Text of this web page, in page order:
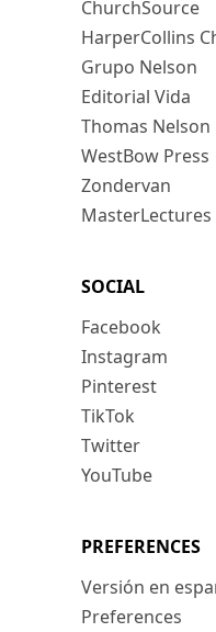
ChurchSource
HarperCollins
Grupo Nelson
Editorial Vida
Thomas Nelson
WestBow Press
Zondervan
MasterLectures
SOCIAL
Facebook
Instagram
Pinterest
TikTok
Twitter
YouTube
PREFERENCES
Versión en
Preferences